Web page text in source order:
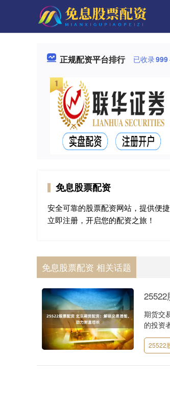
正规配资平台排行 已收录999
免息股票配资
安全可靠的股票配资网站，提供便
立即注册，开启您的配资之旅！
免息股票配资 相关话题
期货交
的投资
25522